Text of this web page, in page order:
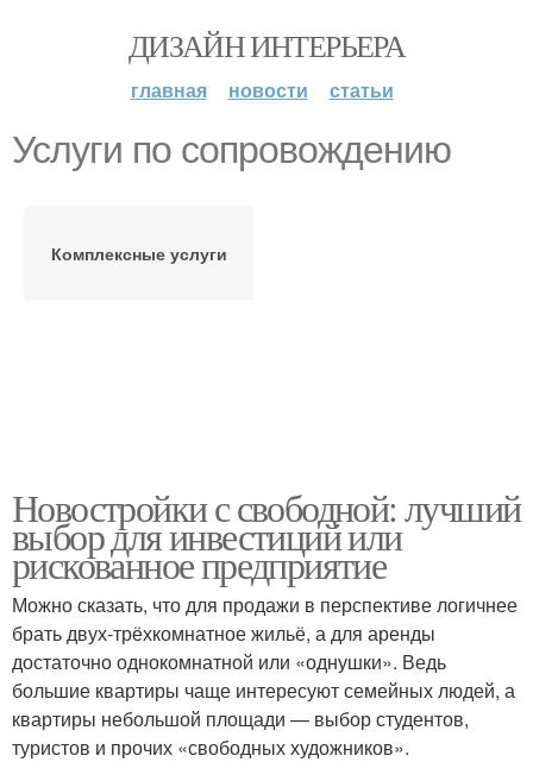
ДИЗАЙН ИНТЕРЬЕРА
главная новости статьи
Услуги по сопровождению
Комплексные услуги
Новостройки с свободной: лучший
выбор для инвестиций или
рискованное предприятие
Можно сказать, что для продажи в перспективе логичнее
брать двух-трёхкомнатное жильё, а для аренды
достаточно однокомнатной или «однушки». Ведь
большие квартиры чаще интересуют семейных людей, а
квартиры небольшой площади — выбор студентов,
туристов и прочих «свободных художников».